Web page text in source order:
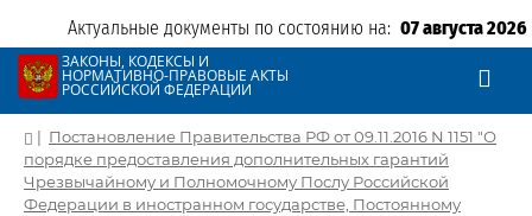
Актуальные документы по состоянию на: 07 августа 2026
ЗАКОНЫ, КОДЕКСЫ И
НОРМАТИВНО-ПРАВОВЫЕ АКТЫ
РОССИЙСКОЙ ФЕДЕРАЦИИ
| Постановление Правительства РФ от 09.11.2016 N 1151 "О
порядке предоставления дополнительных гарантий
Чрезвычайному и Полномочному Послу Российской
Федерации в иностранном государстве, Постоянному